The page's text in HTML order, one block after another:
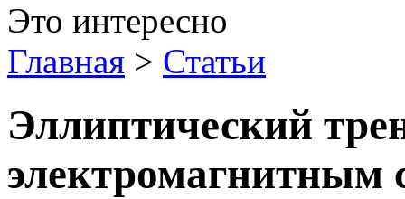
Это интересно
Главная > Статьи
Эллиптический
электромагнитным